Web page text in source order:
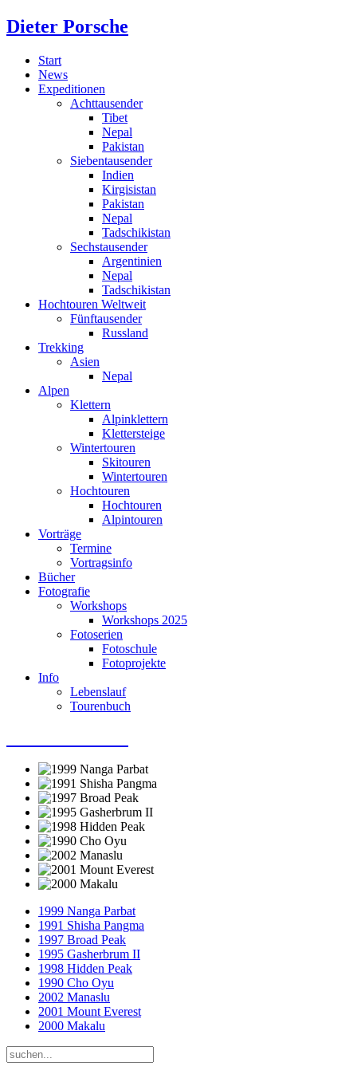
Dieter Porsche
Start
News
Expeditionen
Achttausender
Tibet
Nepal
Pakistan
Siebentausender
Indien
Kirgisistan
Pakistan
Nepal
Tadschikistan
Sechstausender
Argentinien
Nepal
Tadschikistan
Hochtouren Weltweit
Fünftausender
Russland
Trekking
Asien
Nepal
Alpen
Klettern
Alpinklettern
Klettersteige
Wintertouren
Skitouren
Wintertouren
Hochtouren
Hochtouren
Alpintouren
Vorträge
Termine
Vortragsinfo
Bücher
Fotografie
Workshops
Workshops 2025
Fotoserien
Fotoschule
Fotoprojekte
Info
Lebenslauf
Tourenbuch
1999 Nanga Parbat
1991 Shisha Pangma
1997 Broad Peak
1995 Gasherbrum II
1998 Hidden Peak
1990 Cho Oyu
2002 Manaslu
2001 Mount Everest
2000 Makalu